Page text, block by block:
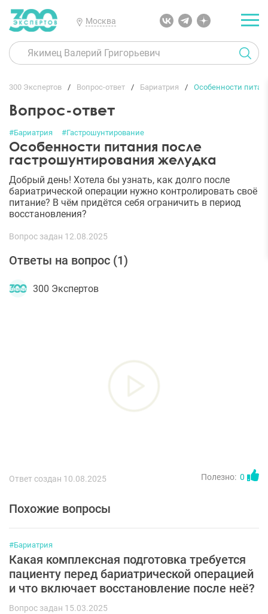
Москва
300 Экспертов Вопрос-ответ Бариатрия Особенности
Вопрос-ответ
#Бариатрия #Гастрошунтирование
Особенности питания после
гастрошунтирования желудка
Добрый день! Хотела бы узнать, как долго после
бариатрической операции нужно контролировать своё
питание? В чём придётся себя ограничить в период
восстановления?
Вопрос задан 12.08.2025
Ответы на вопрос (1)
300 Экспертов
Ответ создан 10.08.2025 Полезно: 0
Похожие вопросы
#Бариатрия
Какая комплексная подготовка требуется
пациенту перед бариатрической операцией
и что включает восстановление после неё?
Вопрос задан 15.03.2025